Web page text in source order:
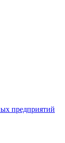
предприятий